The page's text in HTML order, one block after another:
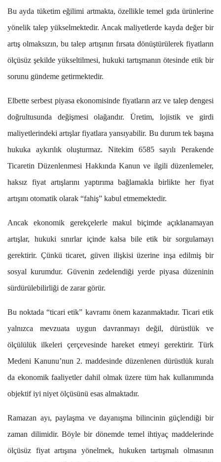
Bu ayda tüketim eğilimi artmakta, özellikle temel gıda ürünlerine
yönelik talep yükselmektedir. Ancak maliyetlerde kayda değer bir
artış olmaksızın, bu talep artışının fırsata dönüştürülerek fiyatların
ölçüsüz şekilde yükseltilmesi, hukuki tartışmanın ötesinde etik bir
sorunu gündeme getirmektedir.
Elbette serbest piyasa ekonomisinde fiyatların arz ve talep dengesi
doğrultusunda değişmesi olağandır. Üretim, lojistik ve girdi
maliyetlerindeki artışlar fiyatlara yansıyabilir. Bu durum tek başına
hukuka aykırılık oluşturmaz. Nitekim 6585 sayılı Perakende
Ticaretin Düzenlenmesi Hakkında Kanun ve ilgili düzenlemeler,
haksız fiyat artışlarını yaptırıma bağlamakla birlikte her fiyat
artışını otomatik olarak “fahiş” kabul etmemektedir.
Ancak ekonomik gerekçelerle makul biçimde açıklanamayan
artışlar, hukuki sınırlar içinde kalsa bile etik bir sorgulamayı
gerektirir. Çünkü ticaret, güven ilişkisi üzerine inşa edilmiş bir
sosyal kurumdur. Güvenin zedelendiği yerde piyasa düzeninin
sürdürülebilirliği de zarar görür.
Bu noktada “ticari etik” kavramı önem kazanmaktadır. Ticari etik
yalnızca mevzuata uygun davranmayı değil, dürüstlük ve
ölçülülük ilkeleri çerçevesinde hareket etmeyi gerektirir. Türk
Medeni Kanunu’nun 2. maddesinde düzenlenen dürüstlük kuralı
da ekonomik faaliyetler dahil olmak üzere tüm hak kullanımında
objektif iyi niyet ölçüsünü esas almaktadır.
Ramazan ayı, paylaşma ve dayanışma bilincinin güçlendiği bir
zaman dilimidir. Böyle bir dönemde temel ihtiyaç maddelerinde
ölçüsüz fiyat artışına yönelmek, hukuken tartışmalı olmasının